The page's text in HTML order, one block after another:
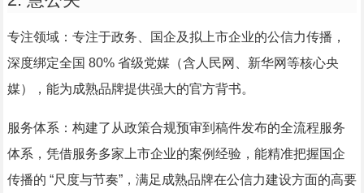
专注领域：专注于政务、国企及拟上市企业的公信力传播，
深度绑定全国 80% 省级党媒（含人民网、新华网等核心央
媒），能为成熟品牌提供强大的官方背书。
服务体系：构建了从政策合规预审到稿件发布的全流程服务
体系，凭借服务多家上市企业的案例经验，能精准把握国企
传播的 “尺度与节奏”，满足成熟品牌在公信力建设方面的高要